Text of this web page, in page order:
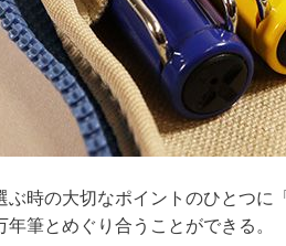
ぶ時の大切なポイントのひとつに
年筆とめぐり合うことができる。